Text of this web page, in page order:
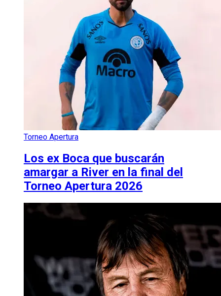
Torneo Apertura
Los ex Boca que buscarán
amargar a River en la final del
Torneo Apertura 2026